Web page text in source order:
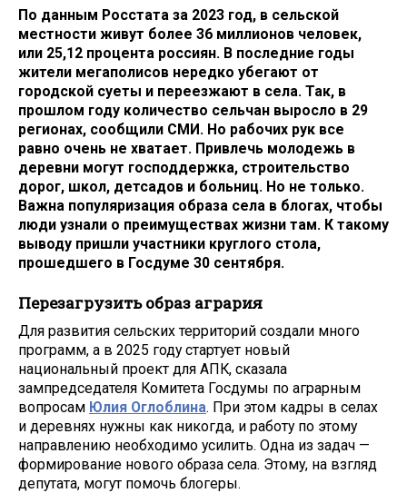
По данным Росстата за 2023 год, в сельской
местности живут более 36 миллионов человек,
или 25,12 процента россиян. В последние годы
жители мегаполисов нередко убегают от
городской суеты и переезжают в села. Так, в
прошлом году количество сельчан выросло в 29
регионах, сообщили СМИ. Но рабочих рук все
равно очень не хватает. Привлечь молодежь в
деревни могут господдержка, строительство
дорог, школ, детсадов и больниц. Но не только.
Важна популяризация образа села в блогах, чтобы
люди узнали о преимуществах жизни там. К такому
выводу пришли участники круглого стола,
прошедшего в Госдуме 30 сентября.
Перезагрузить образ агрария
Для развития сельских территорий создали много
программ, а в 2025 году стартует новый
национальный проект для АПК, сказала
зампредседателя Комитета Госдумы по аграрным
вопросам Юлия Оглоблина. При этом кадры в селах
и деревнях нужны как никогда, и работу по этому
направлению необходимо усилить. Одна из задач —
формирование нового образа села. Этому, на взгляд
депутата, могут помочь блогеры.